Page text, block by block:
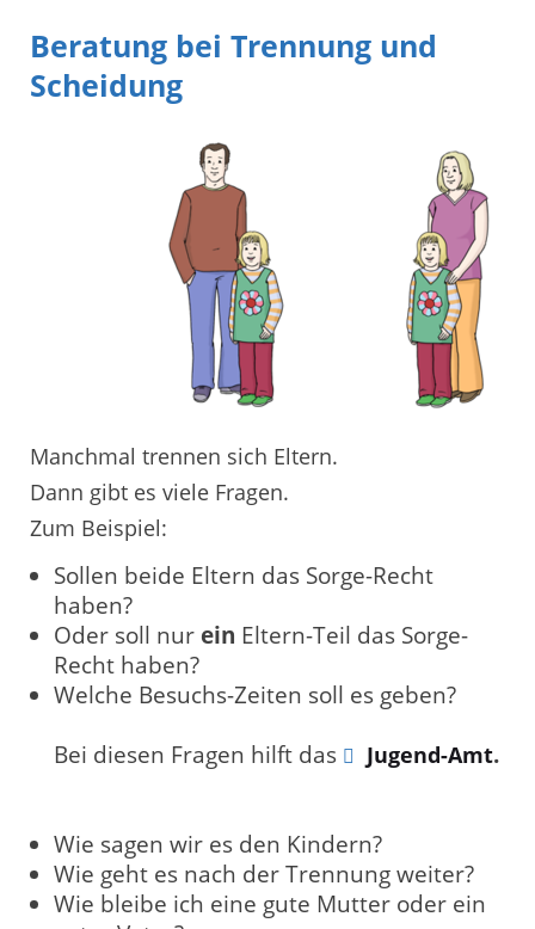
Beratung bei Trennung und
Scheidung
Manchmal trennen sich Eltern.
Dann gibt es viele Fragen.
Zum Beispiel:
Sollen beide Eltern das Sorge-Recht
haben?
Oder soll nur ein Eltern-Teil das Sorge-
Recht haben?
Welche Besuchs-Zeiten soll es geben?
Bei diesen Fragen hilft das
Jugend-Amt.
Wie sagen wir es den Kindern?
Wie geht es nach der Trennung weiter?
Wie bleibe ich eine gute Mutter oder ein